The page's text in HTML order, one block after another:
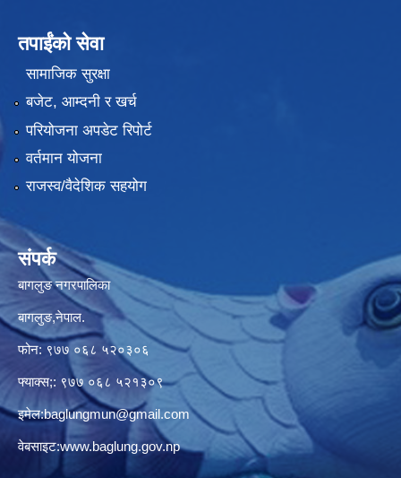
तपाईंको सेवा
सामाजिक सुरक्षा
बजेट, आम्दनी र खर्च
परियोजना अपडेट रिपोर्ट
वर्तमान योजना
राजस्व/वैदेशिक सहयोग
संपर्क
बागलुङ नगरपालिका
बागलुङ,नेपाल.
फोन: ९७७ ०६८ ५२०३०६
फ्याक्स;: ९७७ ०६८ ५२१३०९
इमेल:baglungmun@gmail.com
वेबसाइट:www.baglung.gov.np